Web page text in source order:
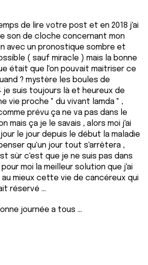
de lire votre post et en 2018 j'ai
son de cloche concernant mon
avec un pronostique sombre et
( sauf miracle ) mais la bonne
était que l'on pouvait maitriser ce
? mystère les boules de
je suis toujours là et heureux de
vie proche " du vivant lamda " ,
prévu ça ne va pas dans le
mais ça je le savais , alors moi j'ai
le jour depuis le début la maladie
qu'un jour tout s'arrêtera ,
sûr c'est que je ne suis pas dans
moi la meilleur solution que j'ai
mieux cette vie de cancéreux qui
réservé ...
journée a tous ...